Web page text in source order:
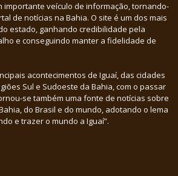
importante veículo de informação, tornando-
de notícias na Bahia. O site é um dos mais
estado, ganhando credibilidade pela
e conseguindo manter a fidelidade de
acontecimentos de Iguaí, das cidades
Sul e Sudoeste da Bahia, com o passar
se também uma fonte de notícias sobre
do Brasil e do mundo, adotando o lema
e trazer o mundo a Iguaí”.